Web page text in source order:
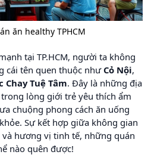
ăn healthy TPHCM
tại TP.HCM, người ta không
cái tên quen thuộc nhưCỏ Nội,
Chay Tuệ Tâm. Đây là những địa
lòng giới trẻ yêu thích ẩm
chuộng phong cách ăn uống
Sự kết hợp giữa không gian
và hương vị tinh tế, những quán
nào quên được!